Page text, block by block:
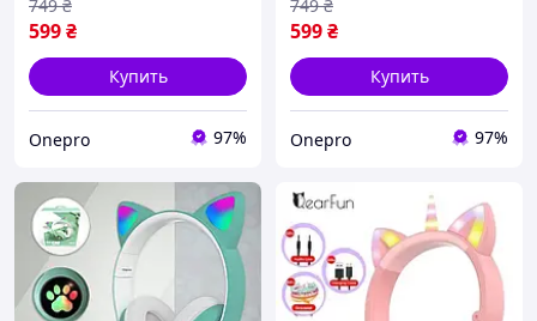
599₴
749 ₴
Купить
Onepro 97%
599₴
749 ₴
Купить
Onepro 97%